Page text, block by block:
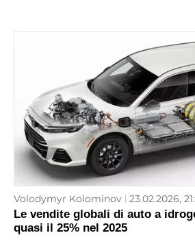
Volodymyr Kolominov 23.02.2026,
Le vendite globali di auto a
quasi il 25% nel 2025